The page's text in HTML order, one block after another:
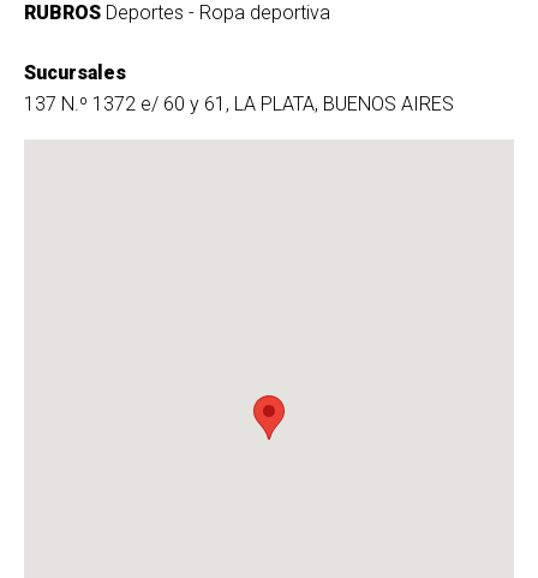
RUBROS Deportes - Ropa deportiva
Sucursales
137 N.º 1372 e/ 60 y 61, LA PLATA, BUENOS AIRES